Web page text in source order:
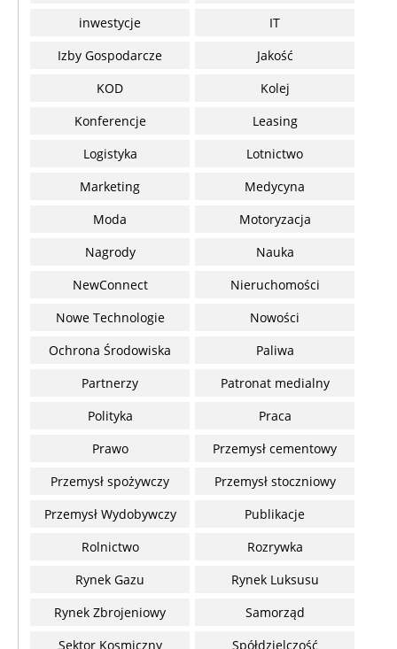
inwestycje
IT
Izby Gospodarcze
Jakość
KOD
Kolej
Konferencje
Leasing
Logistyka
Lotnictwo
Marketing
Medycyna
Moda
Motoryzacja
Nagrody
Nauka
NewConnect
Nieruchomości
Nowe Technologie
Nowości
Ochrona Środowiska
Paliwa
Partnerzy
Patronat medialny
Polityka
Praca
Prawo
Przemysł cementowy
Przemysł spożywczy
Przemysł stoczniowy
Przemysł Wydobywczy
Publikacje
Rolnictwo
Rozrywka
Rynek Gazu
Rynek Luksusu
Rynek Zbrojeniowy
Samorząd
Sektor Kosmiczny
Spółdzielczość